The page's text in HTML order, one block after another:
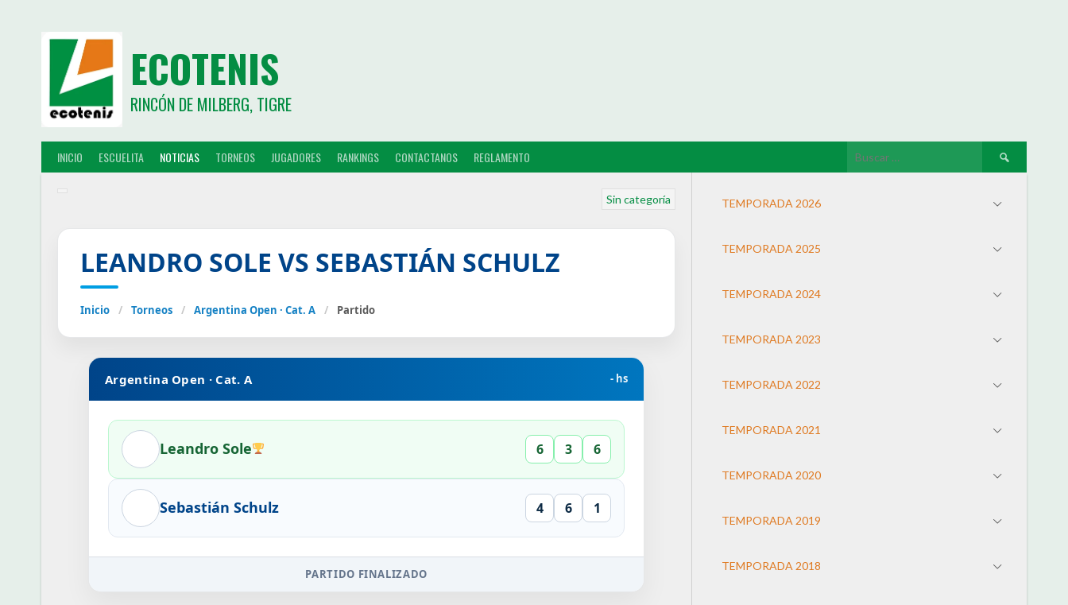
ECOTENIS
RINCÓN DE MILBERG, TIGRE
INICIO ESCUELITA NOTICIAS TORNEOS JUGADORES RANKINGS CONTACTANOS REGLAMENTO
Sin categoría
LEANDRO SOLE VS SEBASTIÁN SCHULZ
Inicio / Torneos / Argentina Open · Cat. A / Partido
Argentina Open · Cat. A - hs
Leandro Sole 6 3 6
Sebastián Schulz 4 6 1
PARTIDO FINALIZADO
TEMPORADA 2026
TEMPORADA 2025
TEMPORADA 2024
TEMPORADA 2023
TEMPORADA 2022
TEMPORADA 2021
TEMPORADA 2020
TEMPORADA 2019
TEMPORADA 2018